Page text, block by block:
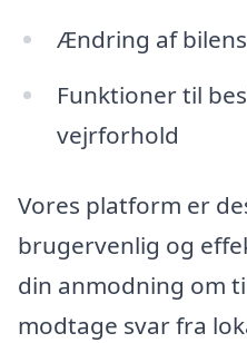
Ændring af
Funktioner til
vejrforhold
Vores platform er
brugervenlig og
din anmodning om
modtage svar fra